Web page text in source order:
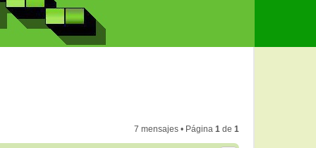
7 mensajes • Página 1 de 1